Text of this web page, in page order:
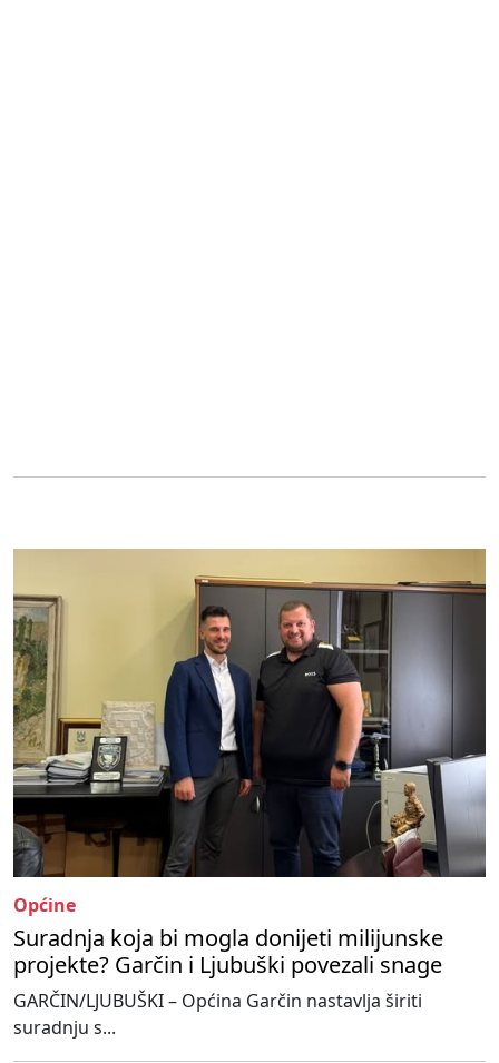
Općine
Suradnja koja bi mogla donijeti milijunske
projekte? Garčin i Ljubuški povezali snage
GARČIN/LJUBUŠKI – Općina Garčin nastavlja širiti
suradnju s...